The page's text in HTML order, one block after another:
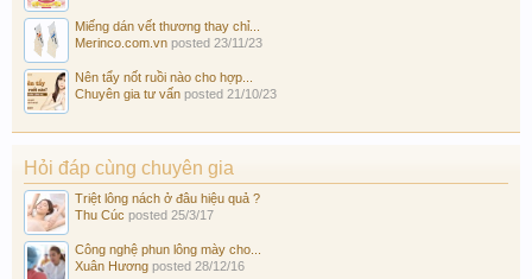
Miếng dán vết thương thay chỉ...
Merinco.com.vn posted 23/11/23
Nên tẩy nốt ruồi nào cho hợp...
Chuyên gia tư vấn posted 21/10/23
Hỏi đáp cùng chuyên gia
Triệt lông nách ở đâu hiệu quả ?
Thu Cúc posted 25/3/17
Công nghệ phun lông mày cho...
Xuân Hương posted 28/12/16